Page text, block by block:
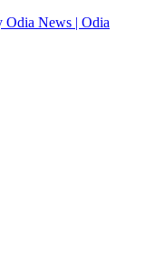
Odia News | Odia